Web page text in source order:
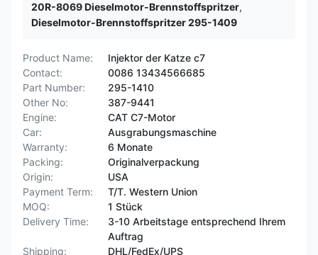
20R-8069 Dieselmotor-Brennstoffspritzer,
Dieselmotor-Brennstoffspritzer 295-1409
Product Name:
Injektor der Katze c7
Contact:
0086 13434566685
Part Number:
295-1410
Other No:
387-9441
Engine:
CAT C7-Motor
Car:
Ausgrabungsmaschine
Warranty:
6 Monate
Packing:
Originalverpackung
Origin:
USA
Payment Term:
T/T. Western Union
MOQ:
1 Stück
Delivery Time:
3-10 Arbeitstage entsprechend Ihrem
Auftrag
Shipping:
DHL/FedEx/UPS